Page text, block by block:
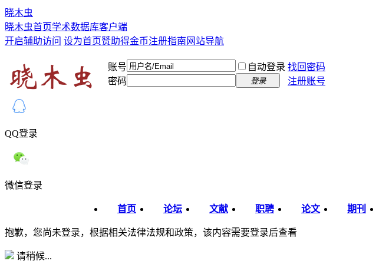
晓木虫
晓木虫首页学术数据库客户端
开启辅助访问 设为首页赞助得金币注册指南 网站导航
账号 自动登录 找回密码
密码
登录 注册账号
QQ登录
微信登录
首页 论坛 文献 职聘 论文 期刊
抱歉，您尚未登录，根据相关法律法规和政策，该内容需要登录后查看
请稍候...